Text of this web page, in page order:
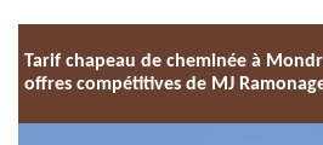
Tarif chapeau de cheminée à
offres compétitives de MJ